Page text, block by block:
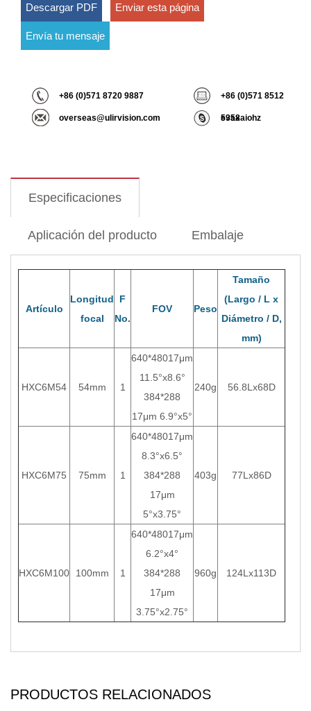
Descargar PDF Enviar esta página
Envía tu mensaje
+86 (0)571 8720 9887 +86 (0)571 8512
5358
overseas@ulirvision.com evaxaiohz
Especificaciones
Aplicación del producto Embalaje
Artículo
Longitud
focal
F
No.
FOV Peso
Tamaño
(Largo / L x
Diámetro / D,
mm)
HXC6M54 54mm 1
640*48017μm
11.5°x8.6°
384*288
17μm 6.9°x5°
240g 56.8Lx68D
HXC6M75 75mm 1
640*48017μm
8.3°x6.5°
384*288
17μm
5°x3.75°
403g 77Lx86D
HXC6M100 100mm 1
640*48017μm
6.2°x4°
384*288
17μm
3.75°x2.75°
960g 124Lx113D
PRODUCTOS RELACIONADOS